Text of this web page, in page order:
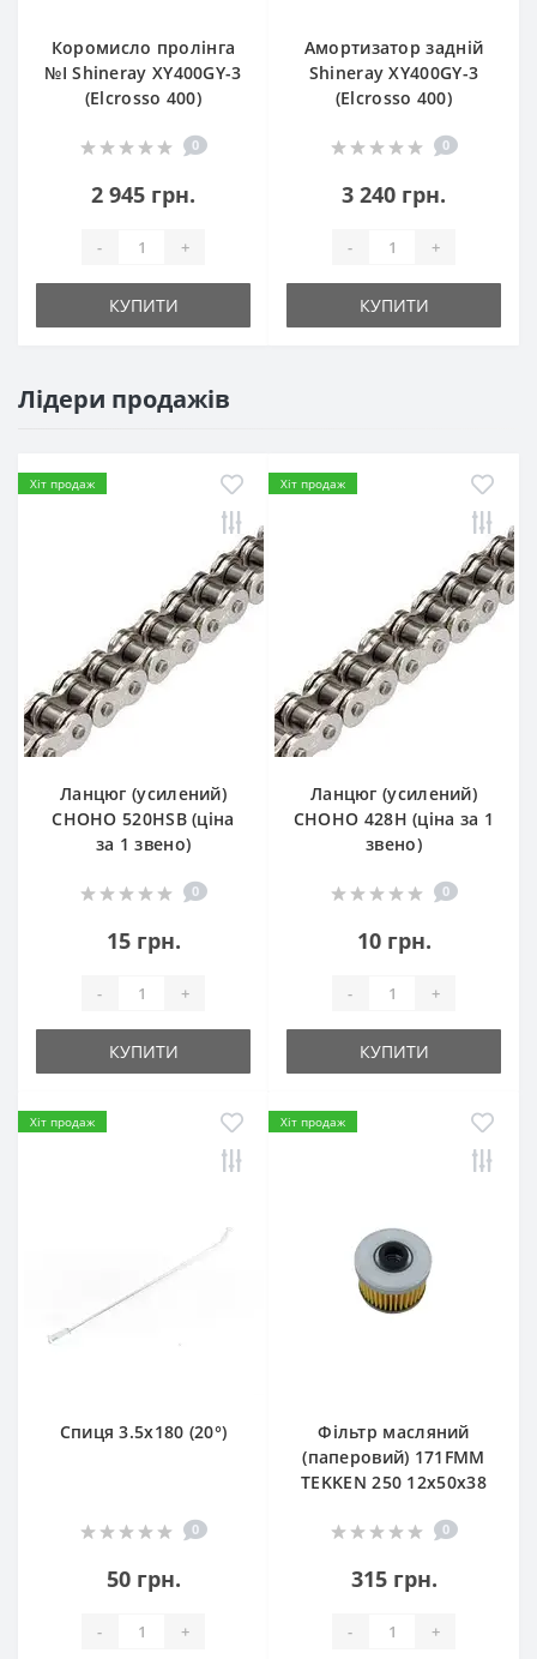
Коромисло пролінга
№I Shineray XY400GY-3
(Elcrosso 400)
0
2 945 грн.
- +
КУПИТИ
Амортизатор задній
Shineray XY400GY-3
(Elcrosso 400)
0
3 240 грн.
- +
КУПИТИ
Лідери продажів
Хіт продаж
Ланцюг (усилений)
СHOHO 520HSB (ціна
за 1 звено)
0
15 грн.
- +
КУПИТИ
Хіт продаж
Ланцюг (усилений)
СHOHO 428H (ціна за 1
звено)
0
10 грн.
- +
КУПИТИ
Хіт продаж
Спиця 3.5х180 (20°)
0
50 грн.
- +
Хіт продаж
Фільтр масляний
(паперовий) 171FMM
TEKKEN 250 12х50х38
0
315 грн.
- +